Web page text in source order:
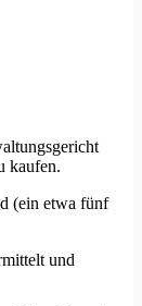
kaufen.
(ein etwa fünf
und